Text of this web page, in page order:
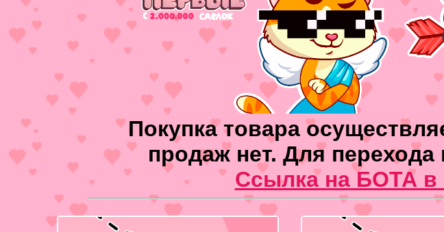
Покупка товара
продаж нет. Для
Ссылка на БОТА